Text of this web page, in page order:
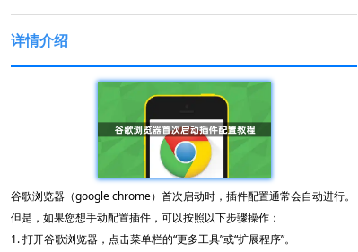
详情介绍
谷歌浏览器（google chrome）首次启动时，插件配置通常会自动进行。
但是，如果您想手动配置插件，可以按照以下步骤操作：
1. 打开谷歌浏览器，点击菜单栏的“更多工具”或“扩展程序”。